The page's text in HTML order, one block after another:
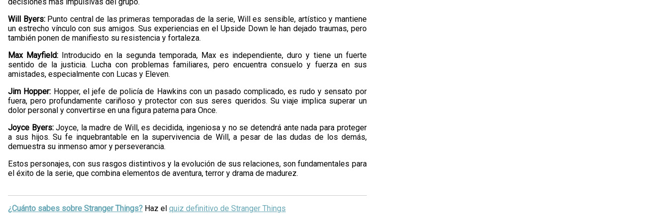
decisiones más impulsivas del grupo.
Will Byers:Punto central de las primeras temporadas de la serie, Will es sensible, artístico y mantiene
un estrecho vínculo con sus amigos. Sus experiencias en el Upside Down le han dejado traumas, pero
también ponen de manifiesto su resistencia y fortaleza.
Max Mayfield: Introducido en la segunda temporada, Max es independiente, duro y tiene un fuerte
sentido de la justicia. Lucha con problemas familiares, pero encuentra consuelo y fuerza en sus
amistades, especialmente con Lucas y Eleven.
Jim Hopper: Hopper, el jefe de policía de Hawkins con un pasado complicado, es rudo y sensato por
fuera, pero profundamente cariñoso y protector con sus seres queridos. Su viaje implica superar un
dolor personal y convertirse en una figura paterna para Once.
Joyce Byers:Joyce, la madre de Will, es decidida, ingeniosa y no se detendrá ante nada para proteger
a sus hijos. Su fe inquebrantable en la supervivencia de Will, a pesar de las dudas de los demás,
demuestra su inmenso amor y perseverancia.
Estos personajes, con sus rasgos distintivos y la evolución de sus relaciones, son fundamentales para
el éxito de la serie, que combina elementos de aventura, terror y drama de madurez.
¿Cuánto sabes sobre Stranger Things? Haz el quiz definitivo de Stranger Things